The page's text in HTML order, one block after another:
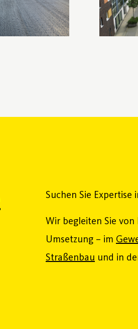
Suchen Sie
Wir begleiten Sie
Umsetzung – im
Straßenbau und in